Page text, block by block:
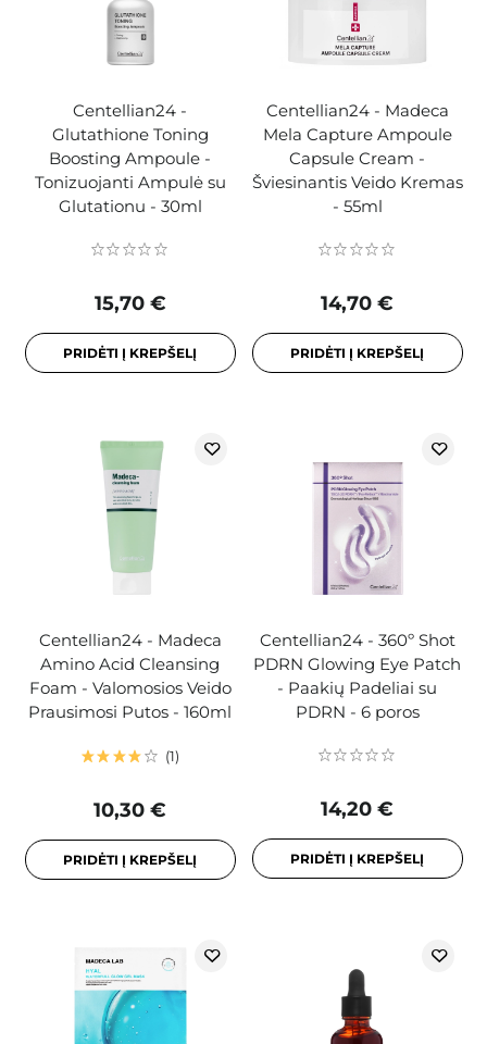
Centellian24 -
Glutathione Toning
Boosting Ampoule -
Tonizuojanti Ampulė su
Glutationu - 30ml
15,70 €
PRIDĖTI Į KREPŠELĮ
Centellian24 - Madeca
Mela Capture Ampoule
Capsule Cream -
Šviesinantis Veido Kremas
- 55ml
14,70 €
PRIDĖTI Į KREPŠELĮ
Centellian24 - Madeca
Amino Acid Cleansing
Foam - Valomosios Veido
Prausimosi Putos - 160ml
1
10,30 €
PRIDĖTI Į KREPŠELĮ
Centellian24 - 360º Shot
PDRN Glowing Eye Patch
- Paakių Padeliai su
PDRN - 6 poros
14,20 €
PRIDĖTI Į KREPŠELĮ